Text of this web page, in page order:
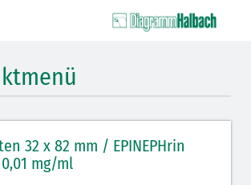
(orange)
(weiß-rot): DIVI 2012
32 x 82 mm / EPINEPHrin
mg/ml